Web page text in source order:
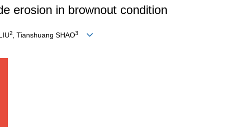
erosion in brownout condition
2 , Tianshuang SHAO3